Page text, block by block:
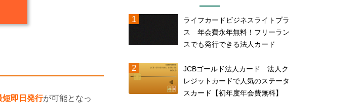
短即日発行が可能となっ
ライフカードビジネスライトプラ
ス 年会費永年無料！フリーラン
スでも発行できる法人カード
JCBゴールド法人カード 法人ク
レジットカードで人気のステータ
スカード【初年度年会費無料】